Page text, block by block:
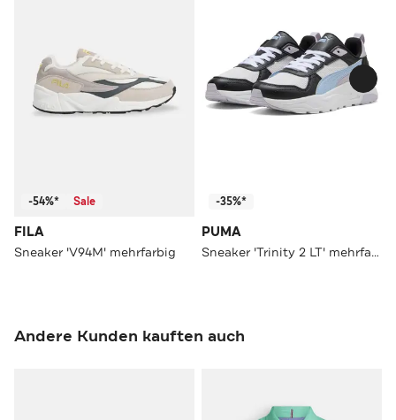
-54%* Sale
FILA
Sneaker 'V94M' mehrfarbig
-35%*
PUMA
Sneaker 'Trinity 2 LT' mehrfarbig
Andere Kunden kauften auch